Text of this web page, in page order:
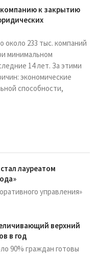
компанию к закрытию
около 233 тыс. компаний
минимальном
14 лет. За этими
экономические
способности,
лауреатом
управления»
верхний
в год
90% граждан готовы